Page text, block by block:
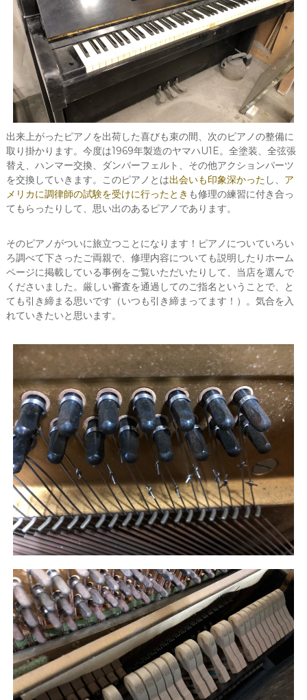
出来上がったピアノを出荷した喜びも束の間、次のピアノの整備に
取り掛かります。今度は1969年製造のヤマハU1E。全塗装、全弦張
替え、ハンマー交換、ダンパーフェルト、その他アクションパーツ
を交換していきます。このピアノとは出会いも印象深かった し、 ア
メリカに調律師の試験を受けに行ったとき も修理の練習に付き合っ
てもらったりして、思い出のあるピアノであります。
そのピアノがついに旅立つことになります！ピアノについていろい
ろ調べて下さったご両親で、修理内容についても説明したりホーム
ページに掲載している事例をご覧いただいたりして、当店を選んで
くださいました。厳しい審査を通過してのご指名ということで、と
ても引き締まる思いです（いつも引き締まってます！）。気合を入
れていきたいと思います。